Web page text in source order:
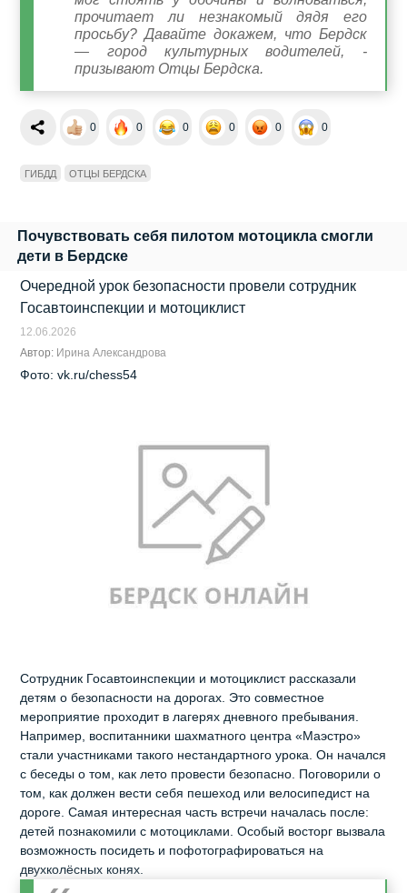
прочитает ли незнакомый дядя его
просьбу? Давайте докажем, что Бердск
— город культурных водителей, -
призывают Отцы Бердска.
0 0 0 0 0 0
ГИБДД ОТЦЫ БЕРДСКА
Почувствовать себя пилотом мотоцикла смогли
дети в Бердске
Очередной урок безопасности провели сотрудник
Госавтоинспекции и мотоциклист
12.06.2026
Автор: Ирина Александрова
Фото: vk.ru/chess54
Сотрудник Госавтоинспекции и мотоциклист рассказали
детям о безопасности на дорогах. Это совместное
мероприятие проходит в лагерях дневного пребывания.
Например, воспитанники шахматного центра «Маэстро»
стали участниками такого нестандартного урока. Он начался
с беседы о том, как лето провести безопасно. Поговорили о
том, как должен вести себя пешеход или велосипедист на
дороге. Самая интересная часть встречи началась после:
детей познакомили с мотоциклами. Особый восторг вызвала
возможность посидеть и пофотографироваться на
двухколёсных конях.